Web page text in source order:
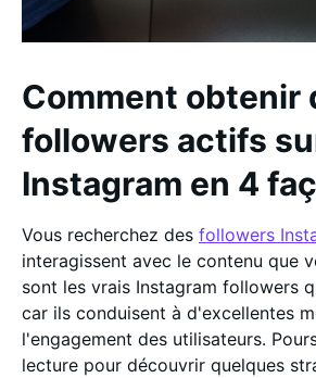
Comment obtenir
followers actifs
Instagram en 4
Vous recherchez des followers
interagissent avec le contenu que
sont les vrais Instagram followers
car ils conduisent à d'excellentes
l'engagement des utilisateurs.
lecture pour découvrir quelques